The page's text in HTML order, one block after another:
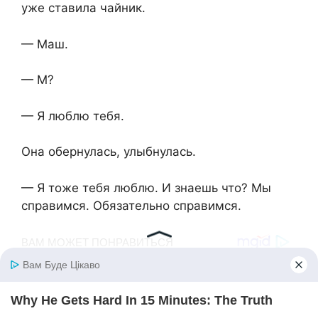
уже ставила чайник.
— Маш.
— М?
— Я люблю тебя.
Она обернулась, улыбнулась.
— Я тоже тебя люблю. И знаешь что? Мы
справимся. Обязательно справимся.